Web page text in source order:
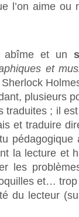
l’on aime ou
abîme et un
et
plusieurs
traduites ; il
et traduire
pédagogique
la lecture et
les
et…
du lecteur